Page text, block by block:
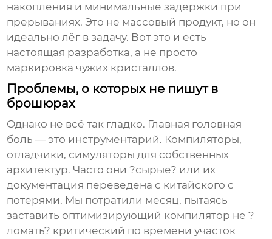
накопления и минимальные задержки при
прерываниях. Это не массовый продукт, но он
идеально лёг в задачу. Вот это и есть
настоящая разработка, а не просто
маркировка чужих кристаллов.
Проблемы, о которых не пишут в
брошюрах
Однако не всё так гладко. Главная головная
боль — это инструментарий. Компиляторы,
отладчики, симуляторы для собственных
архитектур. Часто они ?сырые? или их
документация переведена с китайского с
потерями. Мы потратили месяц, пытаясь
заставить оптимизирующий компилятор не ?
ломать? критический по времени участок